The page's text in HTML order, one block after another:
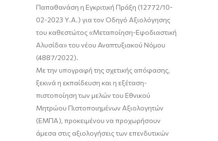
Παπαθανάση η Εγκριτική Πράξη (12772/10-
02-2023 Υ.Α.) για τον Οδηγό Αξιολόγησης
του καθεστώτος «Μεταποίηση-Εφοδιαστική
Αλυσίδα» του νέου Αναπτυξιακού Νόμου
(4887/2022).
Με την υπογραφή της σχετικής απόφασης,
ξεκινά η εκπαίδευση και η εξέταση-
πιστοποίηση των μελών του Εθνικού
Μητρώου Πιστοποιημένων Αξιολογητών
(ΕΜΠΑ), προκειμένου να προχωρήσουν
άμεσα στις αξιολογήσεις των επενδυτικών